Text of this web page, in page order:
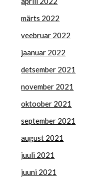
märts 2022
veebruar 2022
jaanuar 2022
detsember 2021
november 2021
oktoober 2021
september 2021
august 2021
juuli 2021
juuni 2021